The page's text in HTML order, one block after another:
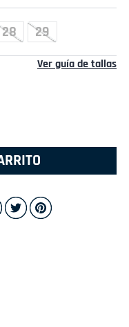
28 29
Ver guía de tallas